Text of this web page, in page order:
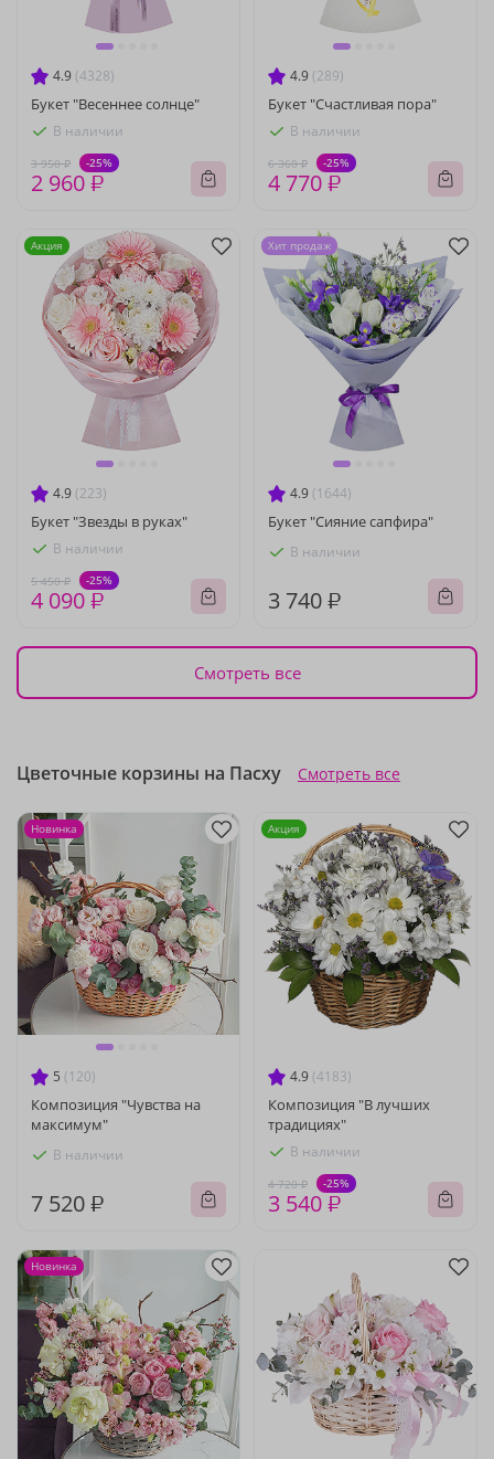
4.9 (4328)
Букет "Весеннее солнце"
В наличии
3 950 ₽ -25%
2 960 ₽
4.9 (289)
Букет "Счастливая пора"
В наличии
6 360 ₽ -25%
4 770 ₽
4.9 (223)
Букет "Звезды в руках"
В наличии
5 450 ₽ -25%
4 090 ₽
Акция
4.9 (1644)
Букет "Сияние сапфира"
В наличии
3 740 ₽
Хит продаж
Смотреть все
Цветочные корзины на Пасху Смотреть все
5 (120)
Композиция "Чувства на
максимум"
В наличии
7 520 ₽
Новинка
4.9 (4183)
Композиция "В лучших
традициях"
В наличии
4 720 ₽ -25%
3 540 ₽
Акция
Новинка